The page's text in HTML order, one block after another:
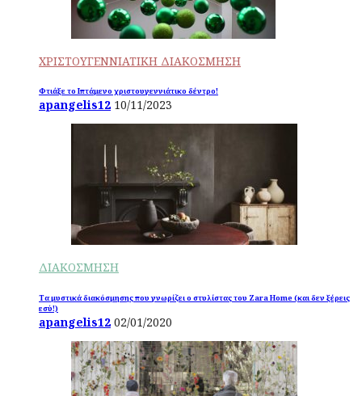
ΧΡΙΣΤΟΥΓΕΝΝΙΑΤΙΚΗ ΔΙΑΚΟΣΜΗΣΗ
Φτιάξε το Ιπτάμενο χριστουγεννιάτικο δέντρο!
apangelis12 10/11/2023
ΔΙΑΚΟΣΜΗΣΗ
Τα μυστικά διακόσμησης που γνωρίζει ο στυλίστας του Zara Home (και δεν ξέρεις
εσύ!)
apangelis12 02/01/2020